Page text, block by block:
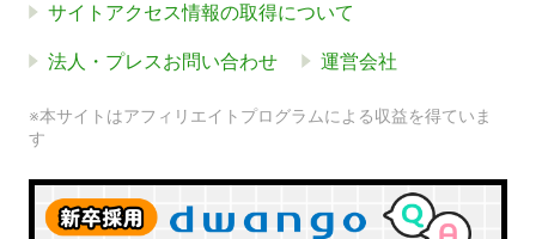
サイトアクセス情報の取得について
法人・プレスお問い合わせ 運営会社
※本サイトはアフィリエイトプログラムによる収益を得ていま
す